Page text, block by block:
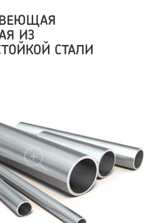
ИЗ
СТАЛИ